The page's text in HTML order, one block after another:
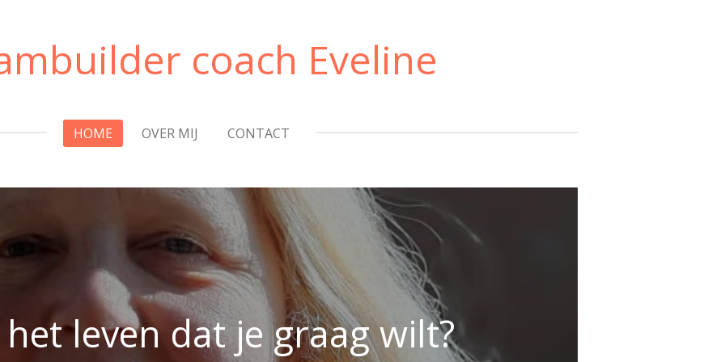
coach Eveline
HOME OVER MIJ CONTACT
leven dat je graag wilt?